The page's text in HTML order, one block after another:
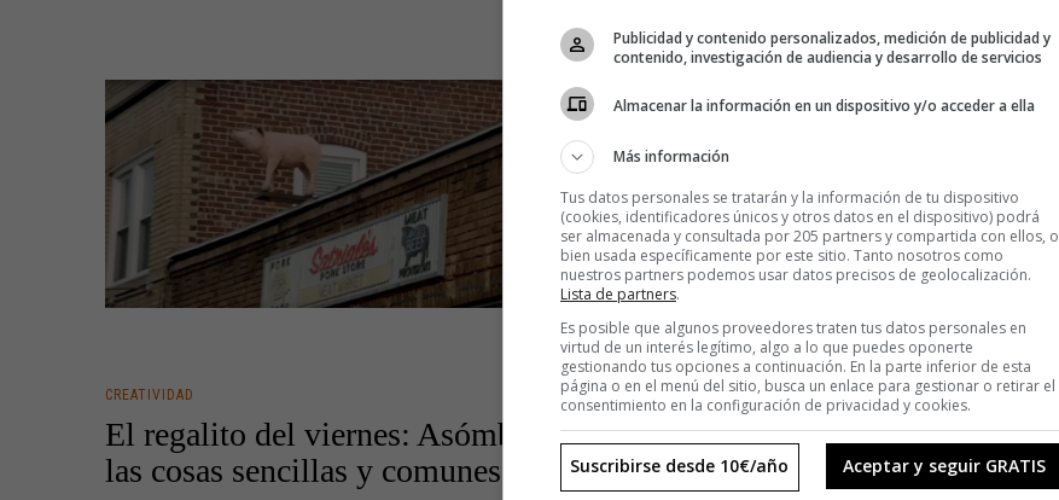
CREATIVIDAD
El regalito del viernes: A tu salud,
Tony Soprano
The Sopranos podía haberse quedado en una historia más de
mafiosos, pero no. Su trama, sus personajes, en especial ese
magnético Tony Soprano, marcaron un antes y un después en la
televisión.
CREATIVIDAD
El regalito del viernes: Asómbrate con
las cosas sencillas y comunes
Publicidad y contenido personalizados, medición de publicidad y
contenido, investigación de audiencia y desarrollo de servicios
Almacenar la información en un dispositivo y/o acceder a ella
Más información
Tus datos personales se tratarán y la información de tu dispositivo
(cookies, identificadores únicos y otros datos en el dispositivo) podrá
ser almacenada y consultada por 205 partners y compartida con ellos, o
bien usada específicamente por este sitio. Tanto nosotros como
nuestros partners podemos usar datos precisos de geolocalización.
Lista de partners.
Es posible que algunos proveedores traten tus datos personales en
virtud de un interés legítimo, algo a lo que puedes oponerte
gestionando tus opciones a continuación. En la parte inferior de esta
página o en el menú del sitio, busca un enlace para gestionar o retirar el
consentimiento en la configuración de privacidad y cookies.
Aceptar y seguir GRATIS
Suscribirse desde 10€/año